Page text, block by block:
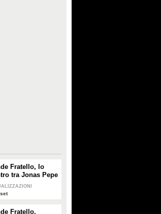
Fratello, lo
tra Jonas Pepe
D'Alterio
Fratello,